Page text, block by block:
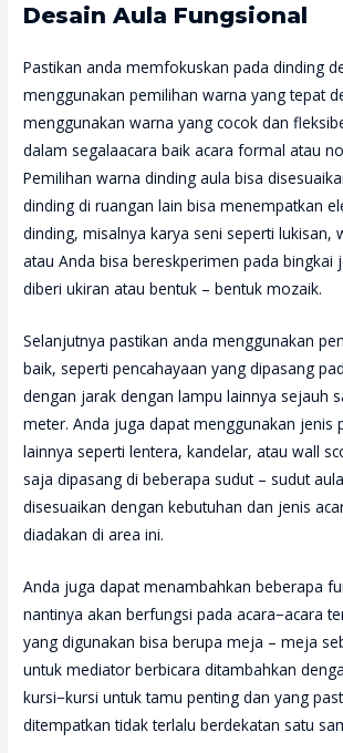
Desain Aula Fungsional
Pastikan anda memfokuskan pada dinding
menggunakan pemilihan warna yang tepat
menggunakan warna yang cocok dan
dalam segalaacara baik acara formal atau
Pemilihan warna dinding aula bisa
dinding di ruangan lain bisa menempatkan
dinding, misalnya karya seni seperti lukisan,
atau Anda bisa bereskperimen pada bingkai
diberi ukiran atau bentuk – bentuk mozaik.
Selanjutnya pastikan anda menggunakan
baik, seperti pencahayaan yang dipasang
dengan jarak dengan lampu lainnya sejauh
meter. Anda juga dapat menggunakan jenis
lainnya seperti lentera, kandelar, atau wall
saja dipasang di beberapa sudut – sudut
disesuaikan dengan kebutuhan dan jenis
diadakan di area ini.
Anda juga dapat menambahkan beberapa
nantinya akan berfungsi pada acara−acara
yang digunakan bisa berupa meja – meja
untuk mediator berbicara ditambahkan
kursi−kursi untuk tamu penting dan yang
ditempatkan tidak terlalu berdekatan satu